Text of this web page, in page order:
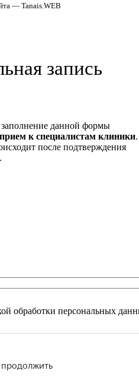
— Tanais.WEB
запись
данной формы
к специалистам клиники.
после подтверждения
обработки персональных